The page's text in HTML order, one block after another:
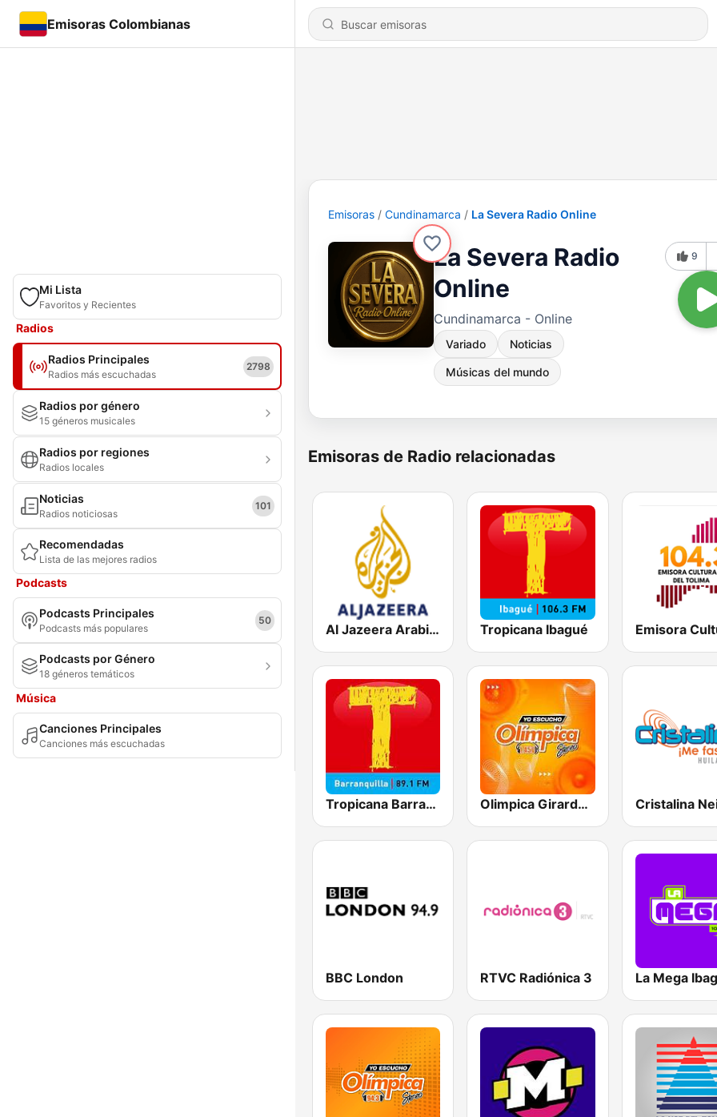
Emisoras Colombianas
Mi Lista
Favoritos y Recientes
Radios
Radios Principales
Radios más escuchadas
2798
Radios por género
15 géneros musicales
Radios por regiones
Radios locales
Noticias
Radios noticiosas
101
Recomendadas
Lista de las mejores radios
Podcasts
Podcasts Principales
Podcasts más populares
50
Podcasts por Género
18 géneros temáticos
Música
Canciones Principales
Canciones más escuchadas
Emisoras Cundinamarca La Severa Radio Online
La Severa Radio
Online
Cundinamarca - Online
Variado Noticias
Músicas del mundo
9
Emisoras de Radio relacionadas
Al Jazeera Arabic (قناة الجزيرة) Tropicana Ibagué
Tropicana Barranquilla Olimpica Girardot 1450 AM Cristalina
BBC London RTVC Radiónica 3 La Mega